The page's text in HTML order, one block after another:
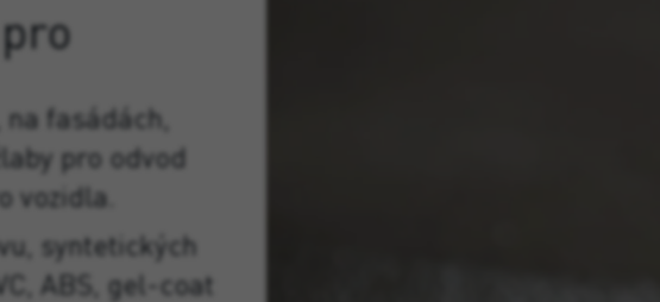
fasádách,
pro odvod
vozidla.
syntetických
ABS, gel-coat